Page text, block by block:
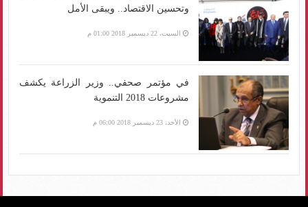
وتحسين الاقتصاد.. ويبقى الأمل
السبت، 22 ديسمبر 2018 01:00 م
في مؤتمر صحفي.. وزير الزراعة يكشف
مشروعات 2018 التنموية
الأحد، 23 ديسمبر 2018 06:00 م